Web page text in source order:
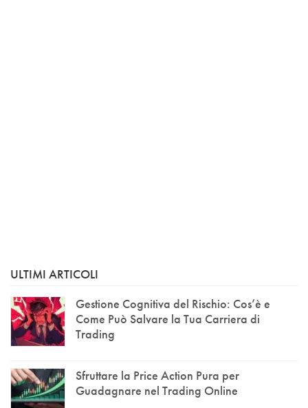
ULTIMI ARTICOLI
Gestione Cognitiva del Rischio: Cos’è e
Come Può Salvare la Tua Carriera di
Trading
Sfruttare la Price Action Pura per
Guadagnare nel Trading Online